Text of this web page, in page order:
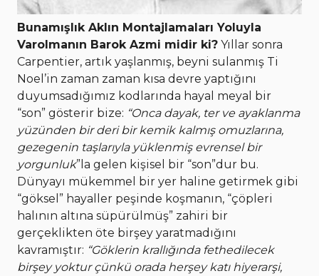
Bunamışlık Aklın Montajlamaları Yoluyla
Varolmanın Barok Azmi midir ki? Yıllar sonra
Carpentier, artık yaşlanmış, beyni sulanmış Ti
Noel’in zaman zaman kısa devre yaptığını
duyumsadığımız kodlarında hayal meyal bir
“son” gösterir bize: “Onca dayak, ter ve ayaklanma
yüzünden bir deri bir kemik kalmış omuzlarına,
gezegenin taşlarıyla yüklenmiş evrensel bir
yorgunluk”la gelen kişisel bir “son”dur bu.
Dünyayı mükemmel bir yer haline getirmek gibi
“göksel” hayaller peşinde koşmanın, “çöpleri
halının altına süpürülmüş” zahiri bir
gerçeklikten öte birşey yaratmadığını
kavramıştır: “Göklerin krallığında fethedilecek
birşey yoktur çünkü orada herşey katı hiyerarşi,